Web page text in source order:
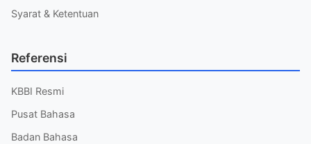
Syarat & Ketentuan
Referensi
KBBI Resmi
Pusat Bahasa
Badan Bahasa